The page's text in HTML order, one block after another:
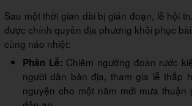
Sau một thời gian dài bị gián đoạn, lễ hội
được chính quyền địa phương khôi phục
cùng náo nhiệt:
Phần Lễ: Chiêm ngưỡng đoàn rước
người dân bản địa, tham gia lễ thắp
nguyện cho một năm mới mưa thuận